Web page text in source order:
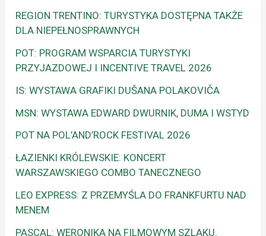
REGION TRENTINO: TURYSTYKA DOSTĘPNA TAKŻE
DLA NIEPEŁNOSPRAWNYCH
POT: PROGRAM WSPARCIA TURYSTYKI
PRZYJAZDOWEJ I INCENTIVE TRAVEL 2026
IS: WYSTAWA GRAFIKI DUŠANA POLAKOVIČA
MSN: WYSTAWA EDWARD DWURNIK, DUMA I WSTYD
POT NA POL’AND’ROCK FESTIVAL 2026
ŁAZIENKI KRÓLEWSKIE: KONCERT
WARSZAWSKIEGO COMBO TANECZNEGO
LEO EXPRESS: Z PRZEMYŚLA DO FRANKFURTU NAD
MENEM
PASCAL: WERONIKA NA FILMOWYM SZLAKU.